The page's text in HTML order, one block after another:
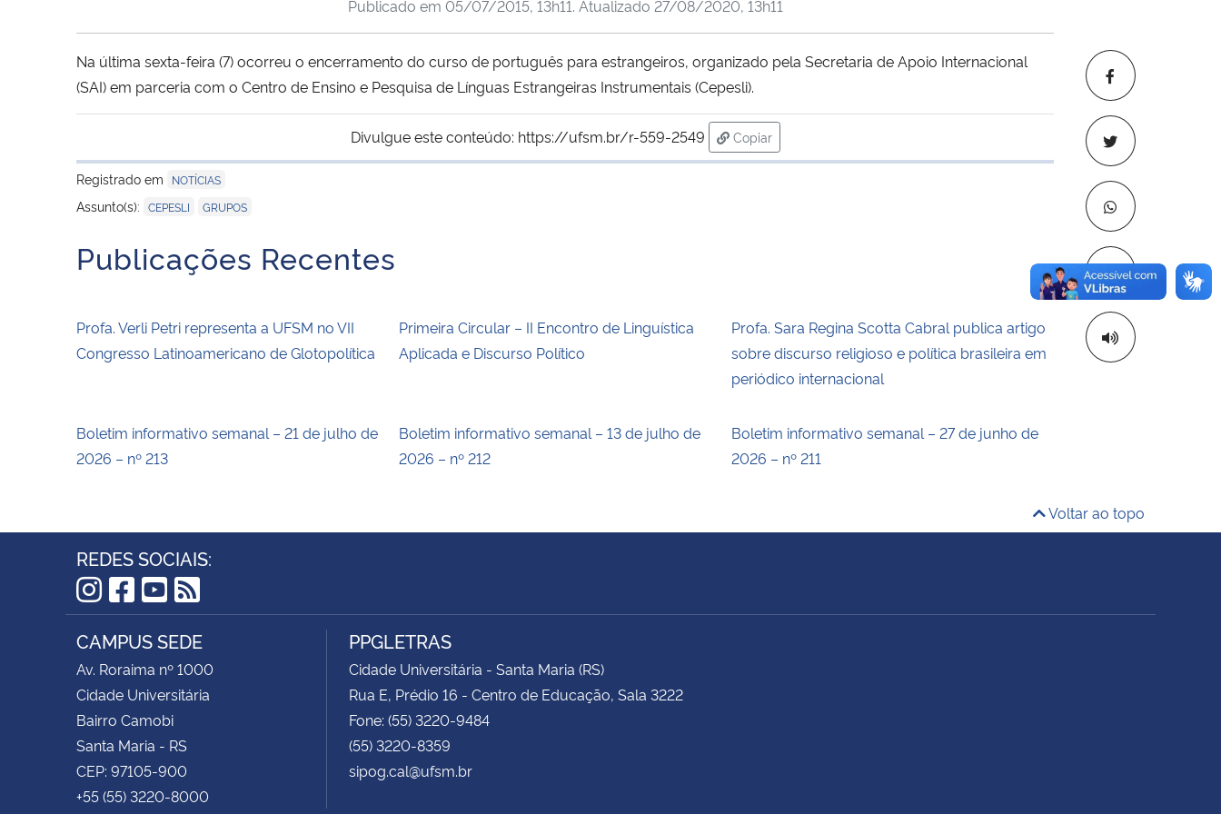
Copiar para
Publicado em 05/07/2015, 13h11. Atualizado 27/08/2020, 13h11
Na última sexta-feira (7) ocorreu o encerramento do curso de português para estrangeiros, organizado pela Secretaria de Apoio Internacional
(SAI) em parceria com o Centro de Ensino e Pesquisa de Línguas Estrangeiras Instrumentais (Cepesli).
Divulgue este conteúdo: https://ufsm.br/r-559-2549
Copiar
para área de transferência
Registrado em
NOTÍCIAS
Assunto(s): CEPESLI GRUPOS
Publicações Recentes
Profa. Verli Petri representa a UFSM no VII
Congresso Latinoamericano de Glotopolítica
Primeira Circular – II Encontro de Linguística
Aplicada e Discurso Político
Profa. Sara Regina Scotta Cabral publica artigo
sobre discurso religioso e política brasileira em
periódico internacional
Boletim informativo semanal – 21 de julho de
2026 – nº 213
Boletim informativo semanal – 13 de julho de
2026 – nº 212
Boletim informativo semanal – 27 de junho de
2026 – nº 211
Voltar ao topo
REDES SOCIAIS:
Instagram
Facebook
YouTube
RSS
CAMPUS SEDE
Av. Roraima nº 1000
Cidade Universitária
Bairro Camobi
Santa Maria - RS
CEP: 97105-900
+55 (55) 3220-8000
PPGLETRAS
Cidade Universitária - Santa Maria (RS)
Rua E, Prédio 16 - Centro de Educação, Sala 3222
Fone: (55) 3220-9484
(55) 3220-8359
sipog.cal@ufsm.br